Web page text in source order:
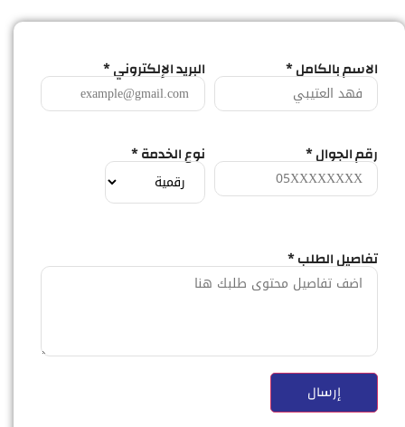
الاسم بالكامل * البريد الإلكتروني *
رقم الجوال * نوع الخدمة *
تفاصيل الطلب *